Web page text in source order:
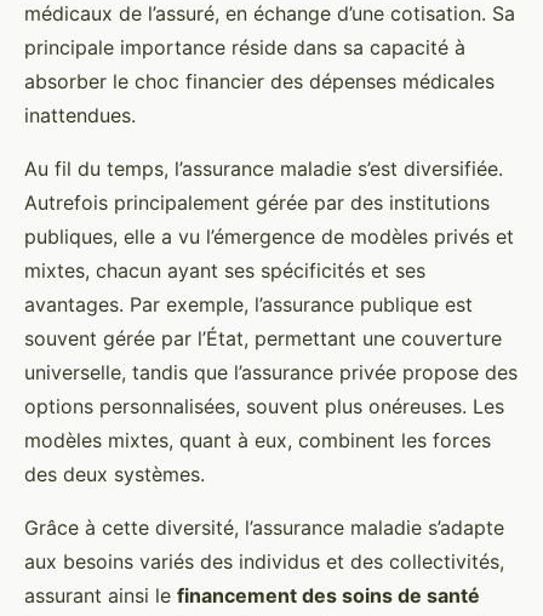
médicaux de l’assuré, en échange d’une cotisation. Sa
principale importance réside dans sa capacité à
absorber le choc financier des dépenses médicales
inattendues.
Au fil du temps, l’assurance maladie s’est diversifiée.
Autrefois principalement gérée par des institutions
publiques, elle a vu l’émergence de modèles privés et
mixtes, chacun ayant ses spécificités et ses
avantages. Par exemple, l’assurance publique est
souvent gérée par l’État, permettant une couverture
universelle, tandis que l’assurance privée propose des
options personnalisées, souvent plus onéreuses. Les
modèles mixtes, quant à eux, combinent les forces
des deux systèmes.
Grâce à cette diversité, l’assurance maladie s’adapte
aux besoins variés des individus et des collectivités,
assurant ainsi le financement des soins de santé